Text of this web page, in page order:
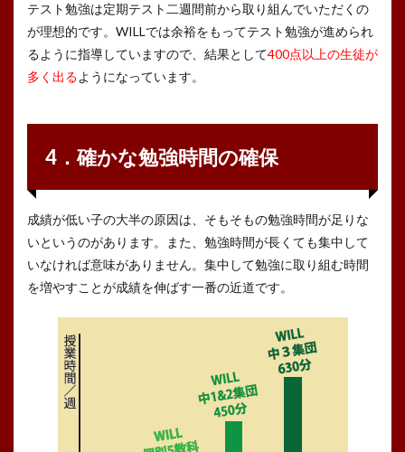
テスト勉強は定期テスト二週間前から取り組んでいただくの
が理想的です。WILLでは余裕をもってテスト勉強が進められ
るように指導していますので、結果として400点以上の生徒が
多く出るようになっています。
4．確かな勉強時間の確保
成績が低い子の大半の原因は、そもそもの勉強時間が足りな
いというのがあります。また、勉強時間が長くても集中して
いなければ意味がありません。集中して勉強に取り組む時間
を増やすことが成績を伸ばす一番の近道です。